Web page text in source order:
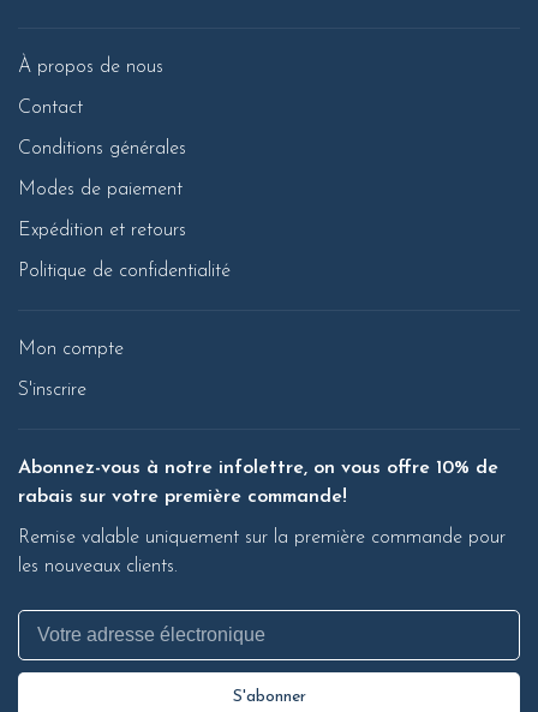
À propos de nous
Contact
Conditions générales
Modes de paiement
Expédition et retours
Politique de confidentialité
Mon compte
S'inscrire
Abonnez-vous à notre infolettre, on vous offre 10% de
rabais sur votre première commande!
Remise valable uniquement sur la première commande pour
les nouveaux clients.
S'abonner